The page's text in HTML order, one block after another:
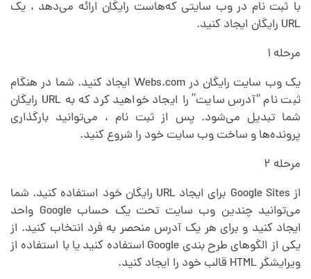
با ثبت نام در وب سایتی که‌هاست رایگان ارائه می‌دهد ، یک
URL رایگان ایجاد کنید.
مرحله ۱
یک وب سایت رایگان در Webs.com ایجاد کنید. شما در هنگام
ثبت نام “آدرس سایت” را ایجاد خواهید کرد که به URL رایگان
شما تبدیل می‌شود. پس از ثبت نام ، می‌توانید بارگذاری
پرونده‌ها و ساخت وب سایت خود را شروع کنید.
مرحله ۲
از Google Sites برای ایجاد URL رایگان خود استفاده کنید. شما
می‌توانید چندین وب سایت تحت یک حساب Google واحد
ایجاد کنید و برای هر یک آدرس منحصر به فرد انتخاب کنید. از
یکی از الگوهای طرح بندی Google استفاده کنید یا با استفاده از
ویرایشگر HTML قالب خود را ایجاد کنید.